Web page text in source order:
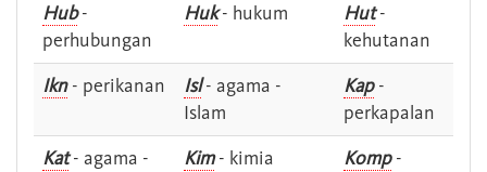
Hub-
perhubungan
Huk- hukum Hut-
kehutanan
Ikn- perikanan Isl- agama -
Islam
Kap-
perkapalan
Kat- agama -
Kim- kimia Komp-